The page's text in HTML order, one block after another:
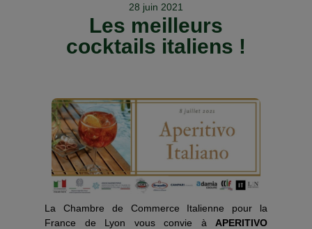
28 juin 2021
Les meilleurs
cocktails italiens !
La Chambre de Commerce Italienne pour la
France de Lyon vous convie à APERITIVO